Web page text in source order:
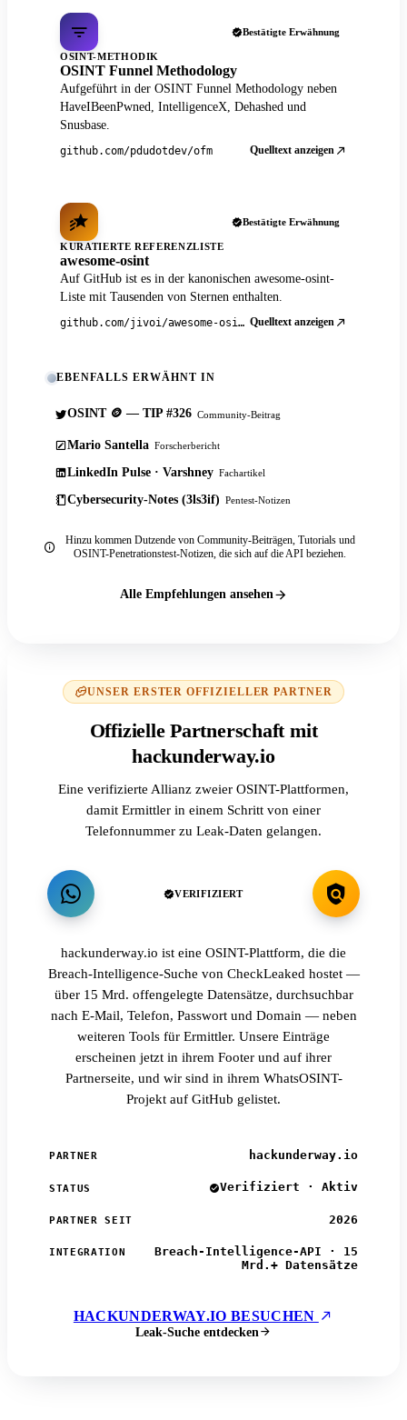
Bestätigte Erwähnung
OSINT-METHODIK
OSINT Funnel Methodology
Aufgeführt in der OSINT Funnel Methodology neben
HaveIBeenPwned, IntelligenceX, Dehashed und
Snusbase.
github.com/pdudotdev/ofm Quelltext anzeigen
Bestätigte Erwähnung
KURATIERTE REFERENZLISTE
awesome-osint
Auf GitHub ist es in der kanonischen awesome-osint-
Liste mit Tausenden von Sternen enthalten.
github.com/jivoi/awesome-osint Quelltext anzeigen
EBENFALLS ERWÄHNT IN
OSINT 🪙 — TIP #326 Community-Beitrag
Mario Santella Forscherbericht
LinkedIn Pulse · Varshney Fachartikel
Cybersecurity-Notes (3ls3if) Pentest-Notizen
Hinzu kommen Dutzende von Community-Beiträgen, Tutorials und
OSINT-Penetrationstest-Notizen, die sich auf die API beziehen.
Alle Empfehlungen ansehen
UNSER ERSTER OFFIZIELLER PARTNER
Offizielle Partnerschaft mit
hackunderway.io
Eine verifizierte Allianz zweier OSINT-Plattformen,
damit Ermittler in einem Schritt von einer
Telefonnummer zu Leak-Daten gelangen.
VERIFIZIERT
hackunderway.io ist eine OSINT-Plattform, die die
Breach-Intelligence-Suche von CheckLeaked hostet —
über 15 Mrd. offengelegte Datensätze, durchsuchbar
nach E-Mail, Telefon, Passwort und Domain — neben
weiteren Tools für Ermittler. Unsere Einträge
erscheinen jetzt in ihrem Footer und auf ihrer
Partnerseite, und wir sind in ihrem WhatsOSINT-
Projekt auf GitHub gelistet.
PARTNER hackunderway.io
STATUS Verifiziert · Aktiv
PARTNER SEIT 2026
INTEGRATION
Breach-Intelligence-API · 15
Mrd.+ Datensätze
HACKUNDERWAY.IO BESUCHEN
Leak-Suche entdecken